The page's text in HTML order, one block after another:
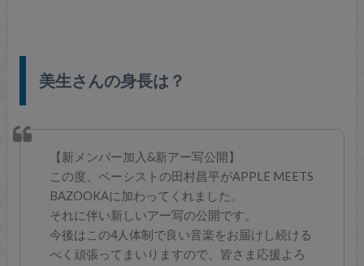
美生さんの身長は？
【新メンバー加入&新アー写公開】
この度、ベーシストの田村昌平がAPPLE MEETS
BAZOOKAに加わってくれました。
それに伴い新しいアー写の公開です。
今後はこの4人体制で良い音楽をお届けし続ける
べく頑張ってまいりますので、皆さま応援よろ